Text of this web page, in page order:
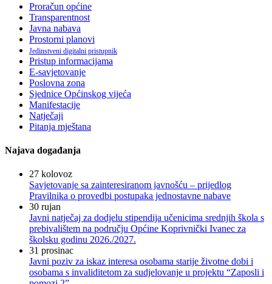
Proračun općine
Transparentnost
Javna nabava
Prostorni planovi
Jedinstveni digitalni pristupnik
Pristup informacijama
E-savjetovanje
Poslovna zona
Sjednice Općinskog vijeća
Manifestacije
Natječaji
Pitanja mještana
Najava događanja
27 kolovoz
Savjetovanje sa zainteresiranom javnošću – prijedlog
Pravilnika o provedbi postupaka jednostavne nabave
30 rujan
Javni natječaj za dodjelu stipendija učenicima srednjih škola s
prebivalištem na području Općine Koprivnički Ivanec za
školsku godinu 2026./2027.
31 prosinac
Javni poziv za iskaz interesa osobama starije životne dobi i
osobama s invaliditetom za sudjelovanje u projektu “Zaposli i